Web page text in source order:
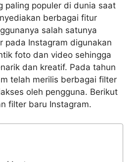
paling populer di dunia saat
berbagai fitur
salah satunya
pada Instagram digunakan
foto dan video sehingga
dan kreatif. Pada tahun
telah merilis berbagai filter
oleh pengguna. Berikut
filter baru Instagram.